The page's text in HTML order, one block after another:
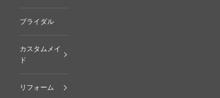
ブライダル
カスタムメイ
ド
リフォーム